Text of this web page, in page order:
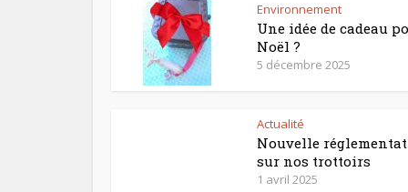
Environnement
Une idée de cadeau
Noël ?
5 décembre 2025
Actualité
Nouvelle
sur nos trottoirs
1 avril 2025